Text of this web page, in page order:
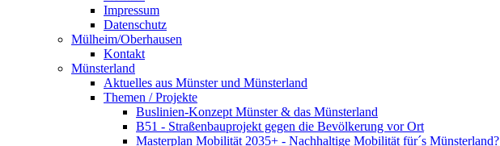
Impressum
Datenschutz
Mülheim/Oberhausen
Kontakt
Münsterland
Aktuelles aus Münster und Münsterland
Themen / Projekte
Buslinien-Konzept Münster & das Münsterland
B51 - Straßenbauprojekt gegen die Bevölkerung vor Ort
Masterplan Mobilität 2035+ - Nachhaltige Mobilität für´s Münsterland?